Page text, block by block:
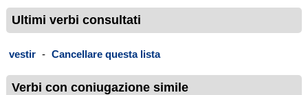
Ultimi verbi consultati
vestir - Cancellare questa lista
Verbi con coniugazione simile